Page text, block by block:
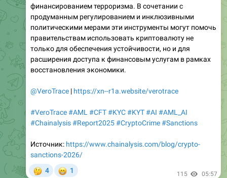
финансированием терроризма. В сочетании с
продуманным регулированием и инклюзивными
политическими мерами эти инструменты могут помочь
правительствам использовать криптовалюту не
только для обеспечения устойчивости, но и для
расширения доступа к финансовым услугам в рамках
восстановления экономики.
@VeroTrace | https://xn--r1a.website/verotrace
#VeroTrace#AML #CFT#KYC#KYT#AI #AML_AI
#Chainalysis#Report2025#CryptoCrime#Sanctions
Источник: https://www.chainalysis.com/blog/crypto-
sanctions-2026/
4 1 115 05:57